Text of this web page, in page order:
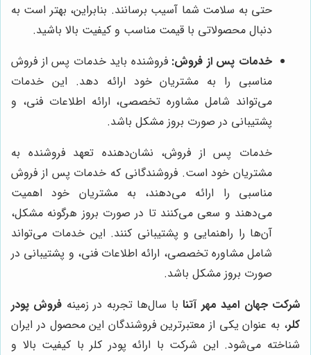
حتی به سلامت شما آسیب برسانند. بنابراین، بهتر است به
دنبال محصولاتی با قیمت مناسب و کیفیت بالا باشید.
خدمات پس از فروش: فروشنده باید خدمات پس از فروش
مناسبی را به مشتریان خود ارائه دهد. این خدمات
می‌تواند شامل مشاوره تخصصی، ارائه اطلاعات فنی، و
پشتیبانی در صورت بروز مشکل باشد.
خدمات پس از فروش، نشان‌دهنده تعهد فروشنده به
مشتریان خود است. فروشندگانی که خدمات پس از فروش
مناسبی را ارائه می‌دهند، به مشتریان خود اهمیت
می‌دهند و سعی می‌کنند تا در صورت بروز هرگونه مشکل،
آن‌ها را راهنمایی و پشتیبانی کنند. این خدمات می‌تواند
شامل مشاوره تخصصی، ارائه اطلاعات فنی، و پشتیبانی در
صورت بروز مشکل باشد.
شرکت جهان امید مهر آتنابا سال‌ها تجربه در زمینه فروش پودر
کلر، به عنوان یکی از معتبرترین فروشندگان این محصول در ایران
شناخته می‌شود. این شرکت با ارائه پودر کلر با کیفیت بالا و